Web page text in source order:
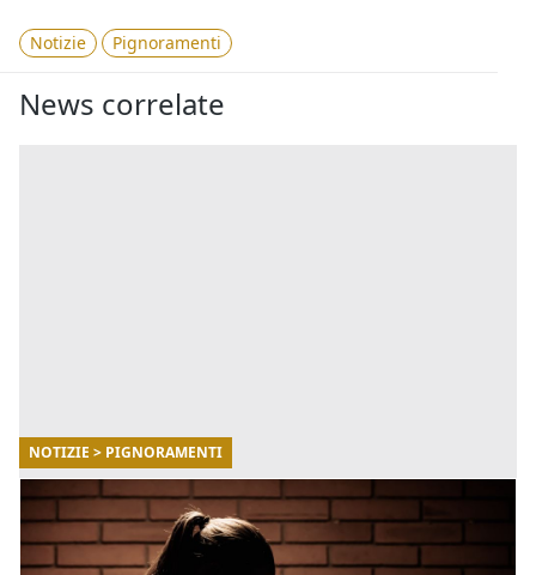
Notizie Pignoramenti
News correlate
NOTIZIE > PIGNORAMENTI
23/03/2023
Come evitare il pignoramento della propria
casa